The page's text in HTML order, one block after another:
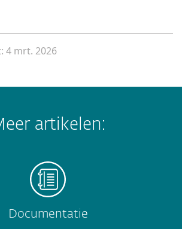
4 mrt. 2026
artikelen:
Documentatie